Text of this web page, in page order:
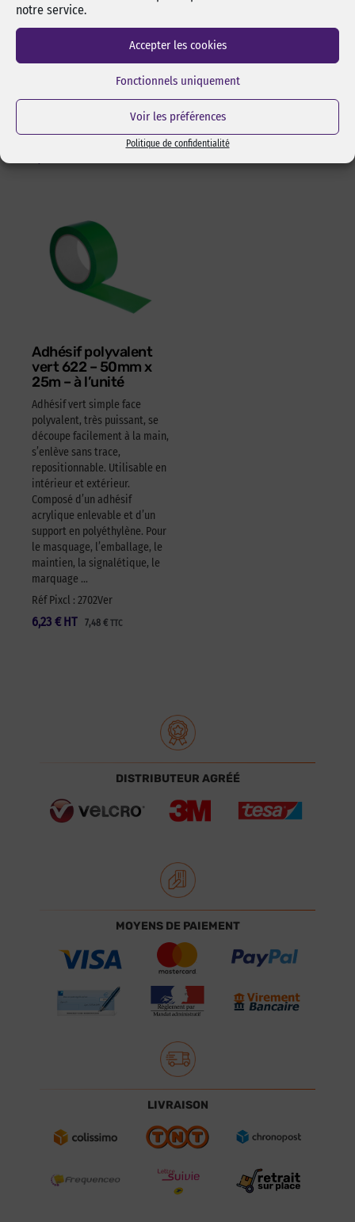
notre service.
Accepter les cookies
Fonctionnels uniquement
Voir les préférences
Politique de confidentialité
50 ml
isopropylique de marque
pixcl, idéal pour dégraisser
l’assemblage pas collage ou
Réf Pixcl : ALISPIXSPR005
Changement de lame rapide
et sans outils. Manche en
ABS 100% recyclé. Ambidextre.
Adhésif polyvalent
vert 622 – 50mm x
25m – à l’unité
Adhésif vert simple face
polyvalent, très puissant, se
découpe facilement à la main,
s’enlève sans trace,
repositionnable. Utilisable en
intérieur et extérieur.
Composé d’un adhésif
acrylique enlevable et d’un
support en polyéthylène. Pour
le masquage, l’emballage, le
maintien, la signalétique, le
marquage …
Réf Pixcl : 2702Ver
6,23 € 7,48 € TTC
HT
DISTRIBUTEUR AGRÉÉ
MOYENS DE PAIEMENT
LIVRAISON